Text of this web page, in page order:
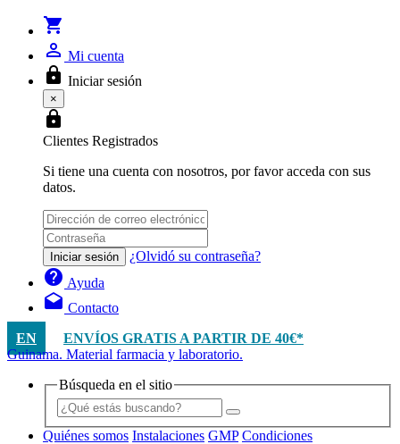
shopping_cart
person_outline Mi cuenta
lock Iniciar sesión
×
lock
Clientes Registrados
Si tiene una cuenta con nosotros, por favor acceda con sus
datos.
Iniciar sesión ¿Olvidó su contraseña?
help Ayuda
drafts Contacto
EN
ENVÍOS GRATIS A PARTIR DE 40€*
Guinama. Material farmacia y laboratorio.
Búsqueda en el sitio
Quiénes somos Instalaciones GMP Condiciones